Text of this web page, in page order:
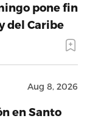
pone fin
del Caribe
Aug 8, 2026
en Santo